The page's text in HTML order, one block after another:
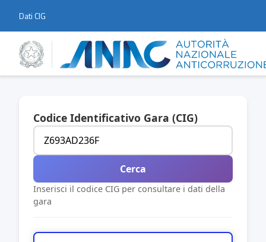
Dati CIG
Codice Identificativo Gara (CIG)
Cerca
Inserisci il codice CIG per consultare i dati della
gara